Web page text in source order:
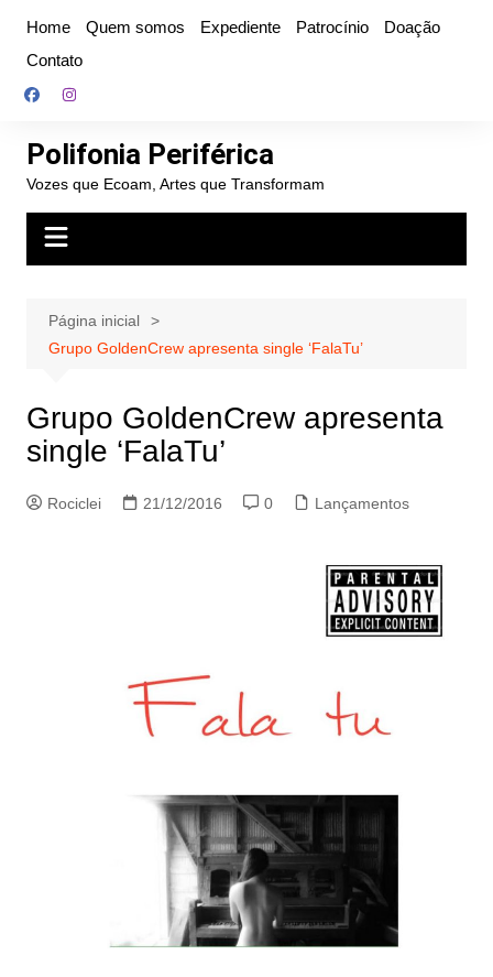
conteúdo
Home Quem somos Expediente Patrocínio
Doação
Contato
Polifonia Periférica
Vozes que Ecoam, Artes que Transformam
Página inicial
Grupo GoldenCrew apresenta single ‘FalaTu’
Grupo GoldenCrew apresenta
single ‘FalaTu’
Rociclei 21/12/2016 0 Lançamentos